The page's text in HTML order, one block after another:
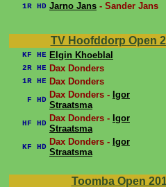
1R HD Jarno Jans - Sander Jans
TV Hoofddorp Open
KF HE Elgin Khoeblal
2R HE Dax Donders
1R HE Dax Donders
F HD Dax Donders - Igor
Straatsma
HF HD Dax Donders - Igor
Straatsma
KF HD Dax Donders - Igor
Straatsma
Toomba Open